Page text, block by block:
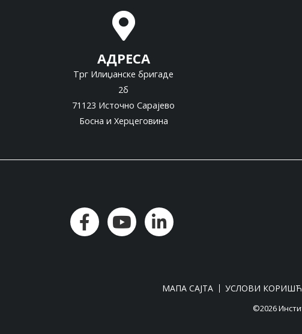
АДРЕСА
Трг Илиџанске бригаде
2б
71123 Источно Сарајево
Босна и Херцеговина
МАПА САЈТА УСЛОВИ
©2026